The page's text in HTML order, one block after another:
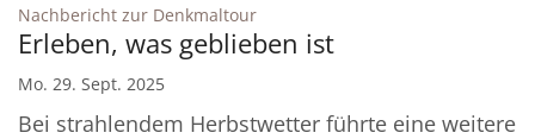
Nachbericht zur Denkmaltour:
Erleben, was geblieben ist
Mo. 29. Sept. 2025
Bei strahlendem Herbstwetter führte eine weitere